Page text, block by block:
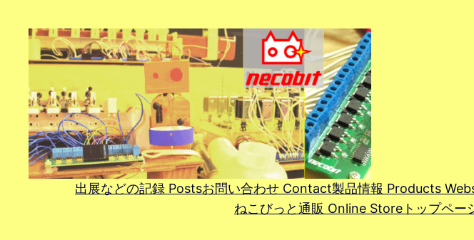
出展などの記録 Postsお問い合わせ Contact製品情報 Products
ねこびっと通販 Online Store トップペー